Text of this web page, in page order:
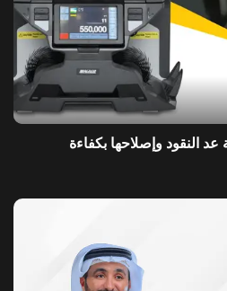
النقود وإصلاحها بكفاءة